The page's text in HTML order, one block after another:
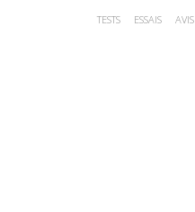
TESTS ESSAIS AVIS